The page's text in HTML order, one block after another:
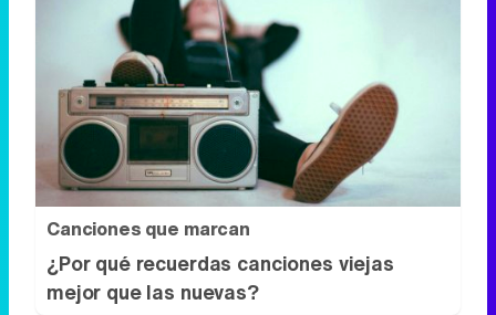
Canciones que marcan
¿Por qué recuerdas canciones viejas
mejor que las nuevas?